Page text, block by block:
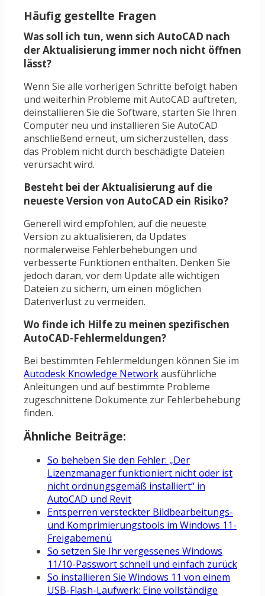
Häufig gestellte Fragen
Was soll ich tun, wenn sich AutoCAD nach
der Aktualisierung immer noch nicht öffnen
lässt?
Wenn Sie alle vorherigen Schritte befolgt haben
und weiterhin Probleme mit AutoCAD auftreten,
deinstallieren Sie die Software, starten Sie Ihren
Computer neu und installieren Sie AutoCAD
anschließend erneut, um sicherzustellen, dass
das Problem nicht durch beschädigte Dateien
verursacht wird.
Besteht bei der Aktualisierung auf die
neueste Version von AutoCAD ein Risiko?
Generell wird empfohlen, auf die neueste
Version zu aktualisieren, da Updates
normalerweise Fehlerbehebungen und
verbesserte Funktionen enthalten. Denken Sie
jedoch daran, vor dem Update alle wichtigen
Dateien zu sichern, um einen möglichen
Datenverlust zu vermeiden.
Wo finde ich Hilfe zu meinen spezifischen
AutoCAD-Fehlermeldungen?
Bei bestimmten Fehlermeldungen können Sie im
Autodesk Knowledge Networkausführliche
Anleitungen und auf bestimmte Probleme
zugeschnittene Dokumente zur Fehlerbehebung
finden.
Ähnliche Beiträge:
So beheben Sie den Fehler: „Der
Lizenzmanager funktioniert nicht oder ist
nicht ordnungsgemäß installiert“ in
AutoCAD und Revit
Entsperren versteckter Bildbearbeitungs-
und Komprimierungstools im Windows 11-
Freigabemenü
So setzen Sie Ihr vergessenes Windows
11/10-Passwort schnell und einfach zurück
So installieren Sie Windows 11 von einem
USB-Flash-Laufwerk: Eine vollständige